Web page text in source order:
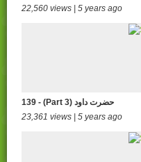
22,560 views | 5 years ago
139 - (Part 3) حضرت داود
23,361 views | 5 years ago